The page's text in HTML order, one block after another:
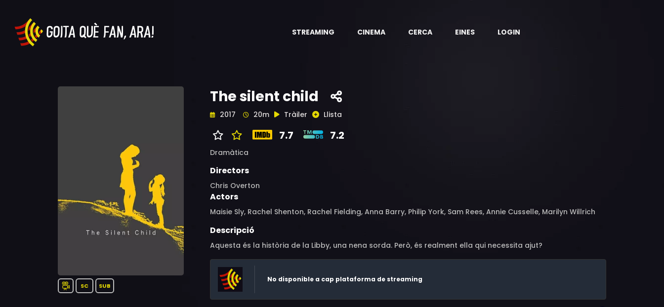
STREAMING CINEMA CERCA EINES LOGIN
SC SUB
The silent child
2017 20m Tràiler Llista
7.7 7.2
Dramàtica
Directors
Chris Overton
Actors
Maisie Sly, Rachel Shenton, Rachel Fielding, Anna Barry, Philip York, Sam Rees, Annie Cusselle, Marilyn Willrich
Descripció
Aquesta és la història de la Libby, una nena sorda. Però, és realment ella qui necessita ajut?
No disponible a cap plataforma de streaming